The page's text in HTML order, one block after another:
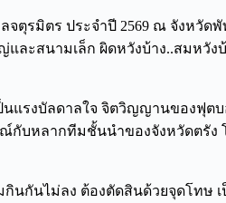
ตุรมิตร ประจำปี 2569 ณ จังหวัด
ละสนามเล็ก ผิดหวังบ้าง..สมห
แรงบัลดาลใจ จิตวิญญานของฟุตบ
บหลากทีมชั้นนำของจังหวัดตรัง
นกันไม่ลง ต้องตัดสินด้วยจุดโทษ